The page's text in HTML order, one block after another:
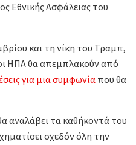
Εθνικής Ασφάλειας του
και τη νίκη του Τραμπ,
ΗΠΑ θα απεμπλακούν από
για μια συμφωνία που θα
αναλάβει τα καθήκοντά του
σχεδόν όλη την